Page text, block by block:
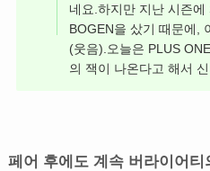
네요.하지만 지난 시즌
BOGEN을 샀기 때문에,
(웃음).오늘은 PLUS
의 잭이 나온다고 해서
페어 후에도 계속 버라이어티